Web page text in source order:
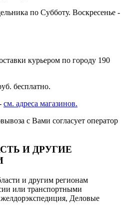
по Субботу. Воскресенье -
курьером по городу 190
бесплатно.
см. адреса магазинов.
с Вами согласует оператор
И ДРУГИЕ
и другим регионам
или транспортными
Деловые